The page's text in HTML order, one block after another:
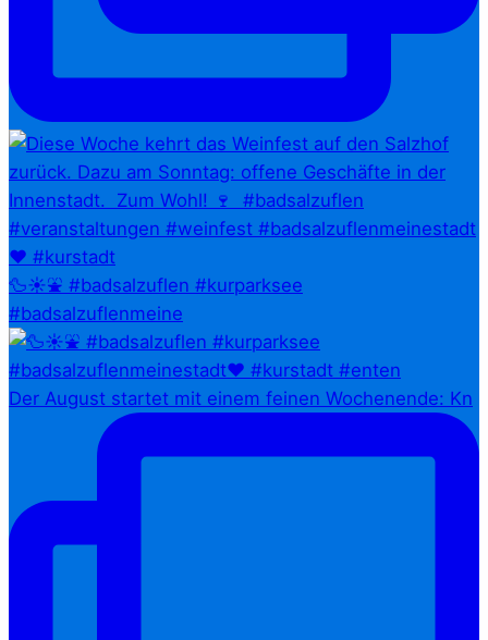
🦆☀️⛲ #badsalzuflen #kurparksee
#badsalzuflenmeine
Der August startet mit einem feinen Wochenende: Kn